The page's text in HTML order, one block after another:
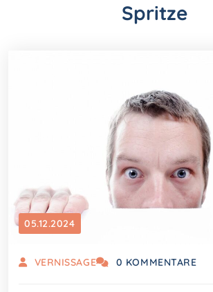
Spritze
05.12.2024
VERNISSAGE 0 KOMMENTARE